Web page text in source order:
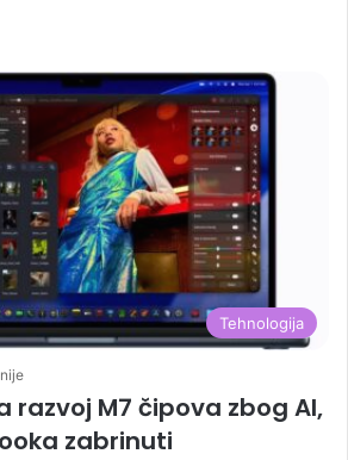
Tehnologija
razvoj M7 čipova zbog AI,
zabrinuti